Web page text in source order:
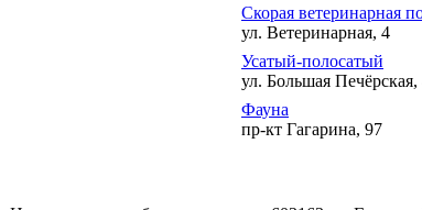
Скорая ветеринарная
ул. Ветеринарная, 4
Усатый-полосатый
ул. Большая Печёрская,
Фауна
пр-кт Гагарина, 97